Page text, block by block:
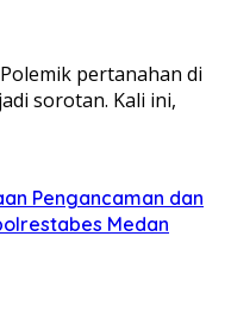
pertanahan di
sorotan. Kali ini,
Pengancaman dan
Medan